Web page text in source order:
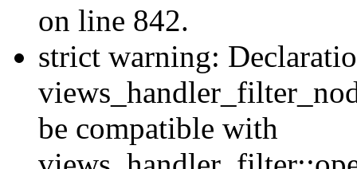
on line 842.
strict warning:
be compatible with